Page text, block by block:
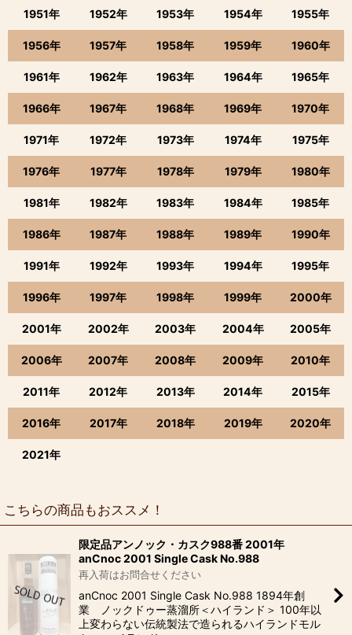
1951年 1952年 1953年 1954年 1955年
1956年 1957年 1958年 1959年 1960年
1961年 1962年 1963年 1964年 1965年
1966年 1967年 1968年 1969年 1970年
1971年 1972年 1973年 1974年 1975年
1976年 1977年 1978年 1979年 1980年
1981年 1982年 1983年 1984年 1985年
1986年 1987年 1988年 1989年 1990年
1991年 1992年 1993年 1994年 1995年
1996年 1997年 1998年 1999年 2000年
2001年 2002年 2003年 2004年 2005年
2006年 2007年 2008年 2009年 2010年
2011年 2012年 2013年 2014年 2015年
2016年 2017年 2018年 2019年 2020年
2021年
こちらの商品もおススメ！
限定品アンノック・カスク988番 2001年
anCnoc 2001 Single Cask No.988
再入荷はお問合せください
anCnoc 2001 Single Cask No.988 1894年創
業 ノックドゥー蒸溜所＜ハイランド＞ 100年以
上変わらない伝統製法で造られるハイランドモル